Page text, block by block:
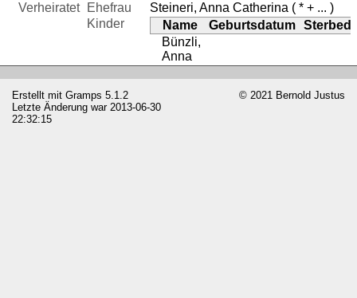
Verheiratet
Ehefrau Steineri, Anna Catherina ( * + ... )
Kinder
Name Geburtsdatum
Bünzli,
Anna
Erstellt mit Gramps 5.1.2
Letzte Änderung war 2013-06-30
22:32:15
© 2021 Bernold Justus